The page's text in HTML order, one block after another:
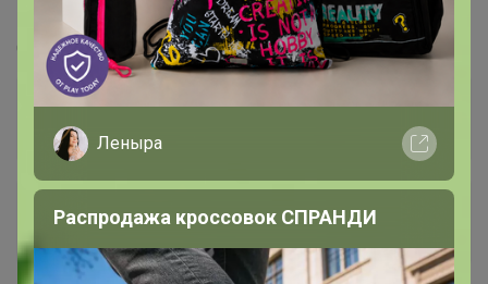
домашний трикотаж для взрослых и детей.
Большой выбор, приятные цены
Стоп 11 августа
+1.3K
Леныра
Распродажа кроссовок СПРАНДИ